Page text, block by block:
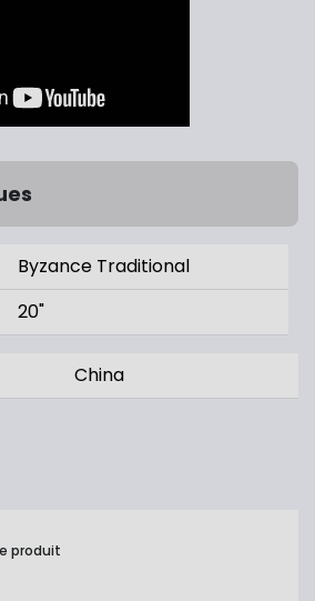
Byzance Traditional
20"
China
produit